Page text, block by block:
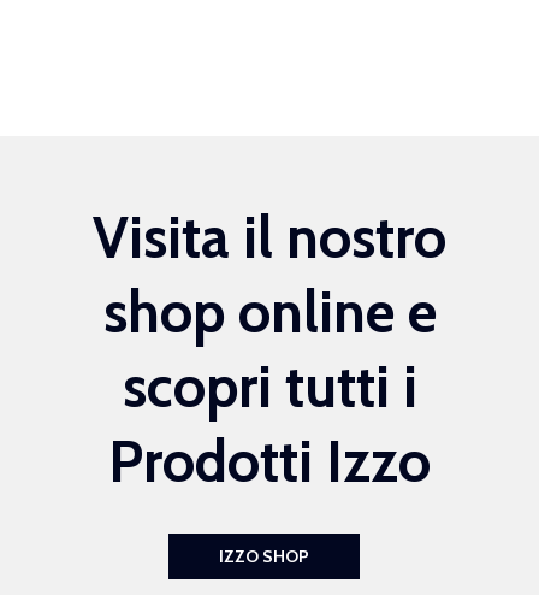
Visita il nostro
shop online e
scopri tutti i
Prodotti Izzo
IZZO SHOP